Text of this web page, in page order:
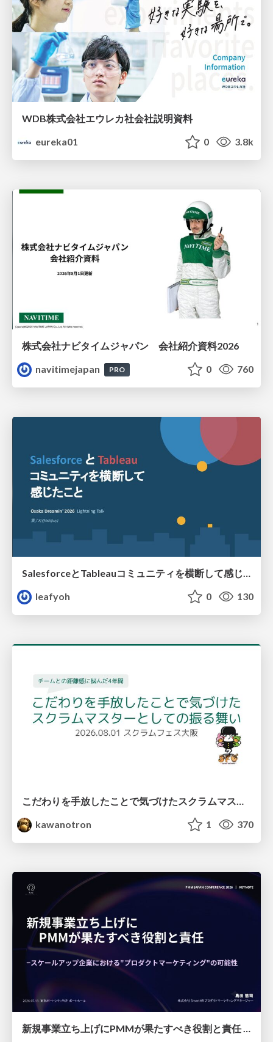
WDB株式会社エウレカ社会社説明資料
eureka01
0 3.8k
株式会社ナビタイムジャパン 会社紹介資料2026
navitimejapan
PRO 0 760
SalesforceとTableauコミュニティを横断して感じたこと（Osaka Dreamin）
leafyoh
0 130
こだわりを手放したことで気づけたスクラムマスターとしての振る舞い
kawanotron
1 370
新規事業立ち上げにPMMが果たすべき役割と責任 −スケールアップ企業における"プロダクトマーケティング"の可能性